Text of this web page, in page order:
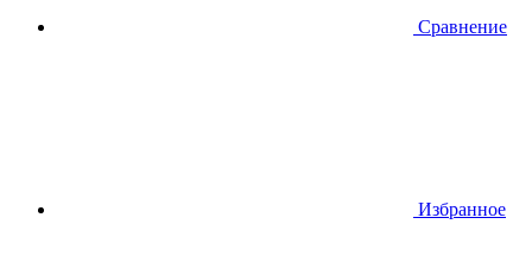
Сравнение
Избранное